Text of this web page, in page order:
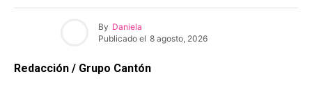
By Daniela
Publicado el 8 agosto, 2026
Redacción / Grupo Cantón